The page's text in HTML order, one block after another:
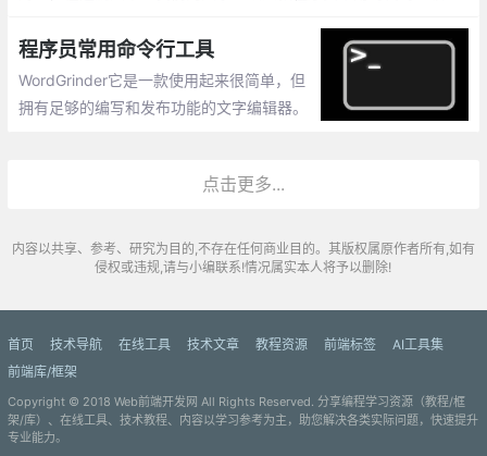
程序员常用命令行工具
WordGrinder它是一款使用起来很简单，但
拥有足够的编写和发布功能的文字编辑器。
点击更多...
内容以共享、参考、研究为目的,不存在任何商业目的。其版权属原作者所有,如有
侵权或违规,请与小编联系!情况属实本人将予以删除!
首页 技术导航 在线工具 技术文章 教程资源 前端标签
AI工具集
前端库/框架